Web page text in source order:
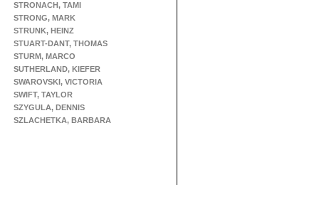
STRONACH, TAMI
STRONG, MARK
STRUNK, HEINZ
STUART-DANT, THOMAS
STURM, MARCO
SUTHERLAND, KIEFER
SWAROVSKI, VICTORIA
SWIFT, TAYLOR
SZYGULA, DENNIS
SZLACHETKA, BARBARA